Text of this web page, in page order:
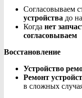
Согласовываем
устройства до
Когда нет
согласовываем
Восстановление
Устройство
Ремонт
в сложных